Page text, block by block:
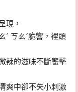
現，
ˊ ㄎㄠˊ脆響，裡頭
辣的滋味不斷襲擊
爽中卻不失小刺激